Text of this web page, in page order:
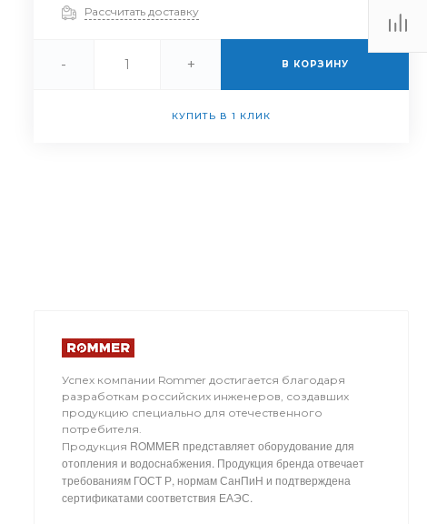
Рассчитать доставку
- + В КОРЗИНУ
КУПИТЬ В 1 КЛИК
Успех компании Rommer достигается благодаря
разработкам российских инженеров, создавших
продукцию специально для отечественного
потребителя.
Продукция ROMMER представляет оборудование для
отопления и водоснабжения. Продукция бренда отвечает
требованиям ГОСТ Р, нормам СанПиН и подтверждена
сертификатами соответствия ЕАЭС.